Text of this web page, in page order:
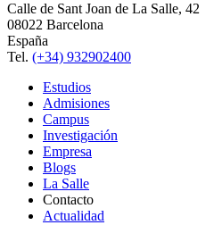
Calle de Sant Joan de La Salle, 42
08022 Barcelona
España
Tel. (+34) 932902400
Estudios
Admisiones
Campus
Investigación
Empresa
Blogs
La Salle
Contacto
Actualidad